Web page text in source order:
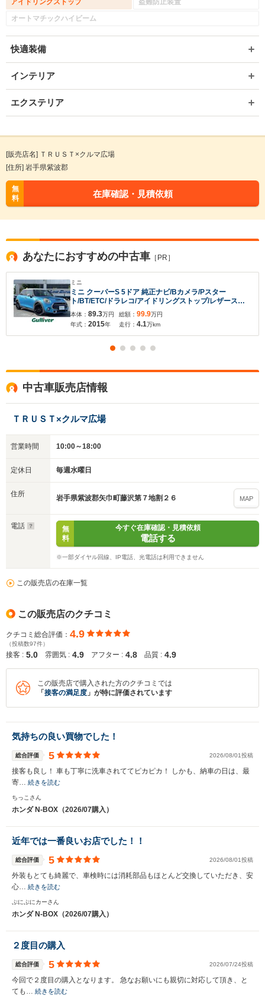
アイドリングストップ
盗難防止装置
オートマチックハイビーム
快適装備
インテリア
エクステリア
[販売店名] ＴＲＵＳＴ×クルマ広場
[住所] 岩手県紫波郡
無
料
在庫確認・見積依頼
あなたにおすすめの中古車 ［PR］
ミニ
ミニ クーパーS 5ドア 純正ナビ/Bカメラ/Pスター
ト/BT/ETC/ドラレコ/アイドリングストップ/レザーステ
アリング/
本体： 89.3万円
年式： 2015年
総額： 99.9万円
走行： 4.1万km
中古車販売店情報
ＴＲＵＳＴ×クルマ広場
営業時間 10:00～18:00
定休日 毎週水曜日
住所 岩手県紫波郡矢巾町藤沢第７地割２６ MAP
電話
無
料
今すぐ在庫確認・見積依頼
電話する
※一部ダイヤル回線、IP電話、光電話は利用できません
この販売店の在庫一覧
この販売店のクチコミ
クチコミ総合評価： 4.9
（投稿数97件）
接客 : 5.0 雰囲気 : 4.9 アフター : 4.8 品質 : 4.9
この販売店で購入された方のクチコミでは
「 接客の満足度 」が特に評価されています
気持ちの良い買物でした！
総合評価 5 2026/08/01投稿
接客も良し！ 車も丁寧に洗車されててピカピカ！ しかも、納車の日は、最
寄… 続きを読む
ちっこさん
ホンダ N-BOX（2026/07購入）
近年では一番良いお店でした！！
総合評価 5 2026/08/01投稿
外装もとても綺麗で、車検時には消耗部品もほとんど交換していただき、安
心… 続きを読む
ぷにぷにカーさん
ホンダ N-BOX（2026/07購入）
２度目の購入
総合評価 5 2026/07/24投稿
今回で２度目の購入となります。 急なお願いにも親切に対応して頂き、と
ても… 続きを読む
入力途中の情報を保存しますか？
※次回問い合わせをする際に自動入力されます